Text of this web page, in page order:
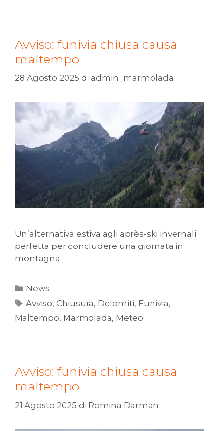
Avviso: funivia chiusa causa
maltempo
28 Agosto 2025 di admin_marmolada
Un’alternativa estiva agli après-ski invernali,
perfetta per concludere una giornata in
montagna.
News
Avviso,Chiusura, Dolomiti, Funivia,
Maltempo, Marmolada, Meteo
Avviso: funivia chiusa causa
maltempo
21 Agosto 2025 di Romina Darman